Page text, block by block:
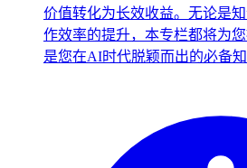
价值转化为长效收益。无论是
作效率的提升，本专栏都将为
是您在AI时代脱颖而出的必备知